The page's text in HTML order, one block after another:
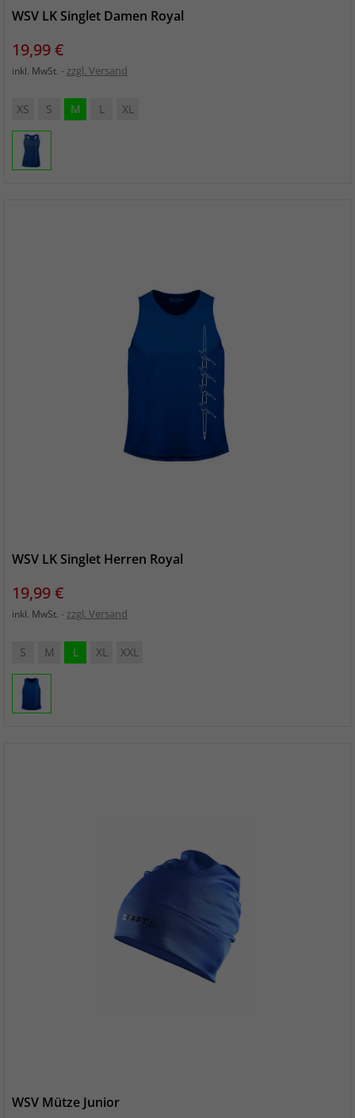
WSV LK Singlet Damen Royal
Preis
19,99 €
inkl. MwSt. zzgl. Versand
XS S M L XL
WSV LK Singlet Herren Royal
Preis
19,99 €
inkl. MwSt. zzgl. Versand
S M L XL XXL
WSV Mütze Junior